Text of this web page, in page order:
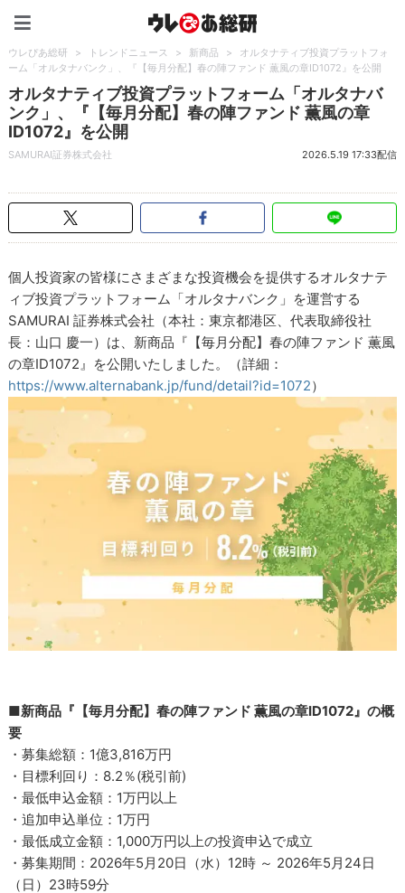
ウレぴあ総研 > トレンドニュース > 新商品 >
オルタナティブ投資プラットフォ
ーム「オルタナバンク」、『【毎月分配】春の陣ファンド 薫風の章ID1072』を公開
オルタナティブ投資プラットフォーム「オルタナバ
ンク」、『【毎月分配】春の陣ファンド 薫風の章
ID1072』を公開
SAMURAI証券株式会社 2026.5.19 17:33配信
個人投資家の皆様にさまざまな投資機会を提供するオルタナテ
ィブ投資プラットフォーム「オルタナバンク」を運営する
SAMURAI 証券株式会社（本社：東京都港区、代表取締役社
長：山口 慶一）は、新商品『【毎月分配】春の陣ファンド 薫風
の章ID1072』を公開いたしました。（詳細：
https://www.alternabank.jp/fund/detail?id=1072）
■新商品『【毎月分配】春の陣ファンド 薫風の章ID1072』の概
要
・募集総額：1億3,816万円
・目標利回り：8.2％(税引前)
・最低申込金額：1万円以上
・追加申込単位：1万円
・最低成立金額：1,000万円以上の投資申込で成立
・募集期間：2026年5月20日（水）12時 ～ 2026年5月24日
（日）23時59分